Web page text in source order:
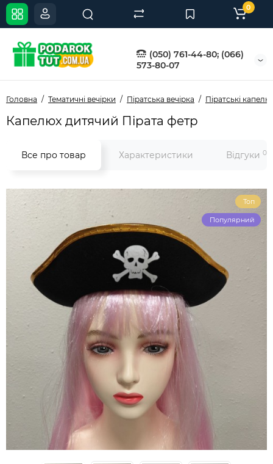
(050) 761-44-80; (066)
573-80-07
0
Головна Тематичні вечірки Піратська вечірка Піратські
Капелюх дитячий Пірата фетр
Все про товар Характеристики Відгуки 0
Топ
Популярний